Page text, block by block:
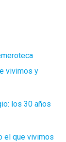
vivimos y
los 30 años
el que vivimos